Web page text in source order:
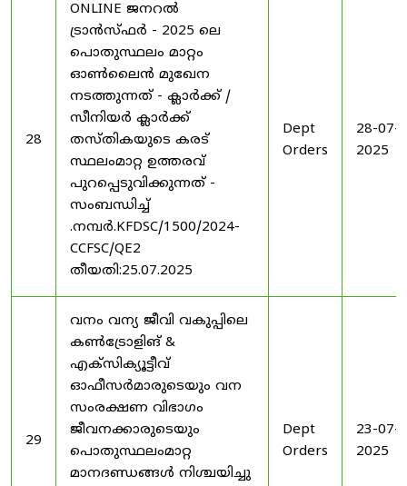
28
ONLINE ജനറൽ
ട്രാൻസ്ഫർ - 2025 ലെ
പൊതുസ്ഥലം മാറ്റം
ഓൺലൈൻ മുഖേന
നടത്തുന്നത് - ക്ലാർക്ക് /
സീനിയർ ക്ലാർക്ക്
തസ്തികയുടെ കരട്
സ്ഥലംമാറ്റ ഉത്തരവ്
പുറപ്പെടുവിക്കുന്നത് -
സംബന്ധിച്ച്
.നമ്പർ.KFDSC/1500/2024-
CCFSC/QE2
തീയതി:25.07.2025
Dept
Orders
28-07-
2025
29
വനം വന്യ ജീവി വകുപ്പിലെ
കൺട്രോളിങ് &
എക്സിക്യൂട്ടീവ്
ഓഫീസർമാരുടെയും വന
സംരക്ഷണ വിഭാഗം
ജീവനക്കാരുടെയും
പൊതുസ്ഥലംമാറ്റ
മാനദണ്ഡങ്ങൾ നിശ്ചയിച്ചു
Dept
Orders
23-07-
2025